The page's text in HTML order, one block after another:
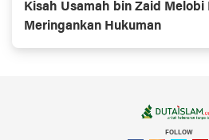
Kisah Usamah bin Zaid Melobi
Meringankan Hukuman
FOLLOW